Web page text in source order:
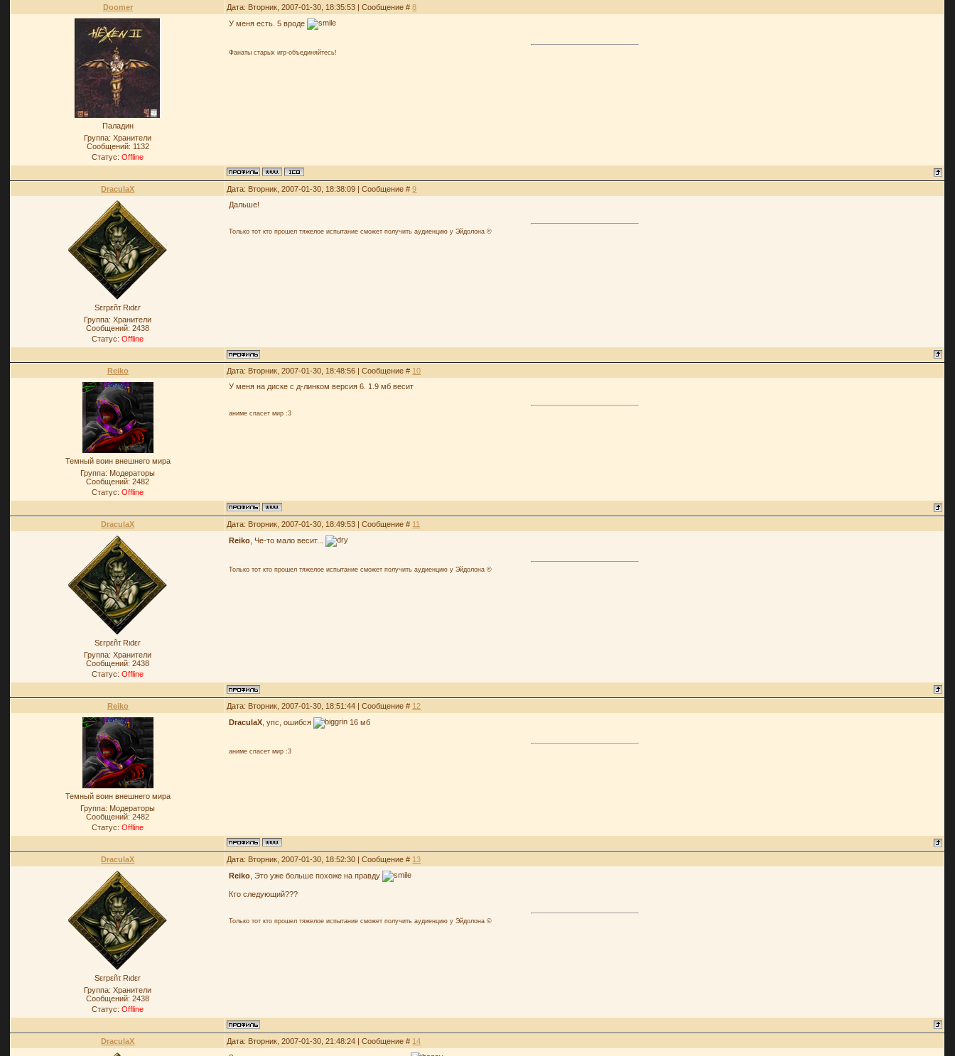
Doomer Дата: Вторник, 2007-01-30, 18:35:53 | Сообщение #8
Паладин
Группа: Хранители
Сообщений: 1132
Статус:Offline
У меня есть. 5 вроде
Фанаты старых игр-объединяйтесь!
DraculaX Дата: Вторник, 2007-01-30, 18:38:09 | Сообщение #9
Sεrpεñτ Rιdεr
Группа: Хранители
Сообщений:2438
Статус:Offline
Дальше!
Только тот кто прошел тяжелое испытание сможет получить аудиенцию у Эйдолона ©
Reiko Дата: Вторник, 2007-01-30, 18:48:56 | Сообщение # 10
Темный воин внешнего мира
Группа: Модераторы
Сообщений:2482
Статус:Offline
У меня на диске с д-линком версия 6. 1.9 мб весит
аниме спасет мир :3
DraculaX Дата: Вторник, 2007-01-30, 18:49:53 | Сообщение # 11
Sεrpεñτ Rιdεr
Группа: Хранители
Сообщений:2438
Статус:Offline
Reiko , Че-то мало весит...
Только тот кто прошел тяжелое испытание сможет получить аудиенцию у Эйдолона ©
Reiko Дата: Вторник, 2007-01-30, 18:51:44 | Сообщение # 12
Темный воин внешнего мира
Группа: Модераторы
Сообщений:2482
Статус:Offline
DraculaX , упс, ошибся 16 мб
аниме спасет мир :3
DraculaX Дата: Вторник, 2007-01-30, 18:52:30 | Сообщение # 13
Sεrpεñτ Rιdεr
Группа: Хранители
Сообщений:2438
Статус:Offline
Reiko , Это уже больше похоже на правду
Кто следующий???
Только тот кто прошел тяжелое испытание сможет получить аудиенцию у Эйдолона ©
DraculaX Дата: Вторник, 2007-01-30, 21:48:24 | Сообщение # 14